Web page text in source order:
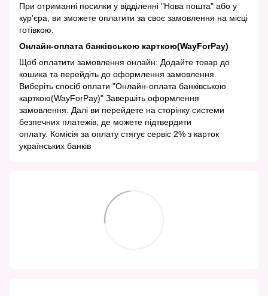
При отриманні посилки у відділенні "Нова пошта" або у
кур'єра, ви зможете оплатити за своє замовлення на місці
готівкою.
Онлайн-оплата банківською карткою(WayForPay)
Щоб оплатити замовлення онлайн: Додайте товар до
кошика та перейдіть до оформлення замовлення.
Виберіть спосіб оплати "Онлайн-оплата банківською
карткою(WayForPay)" Завершіть оформлення
замовлення. Далі ви перейдете на сторінку системи
безпечних платежів, де можете підтвердити
оплату. Комісія за оплату стягує сервіс 2% з карток
українських банків